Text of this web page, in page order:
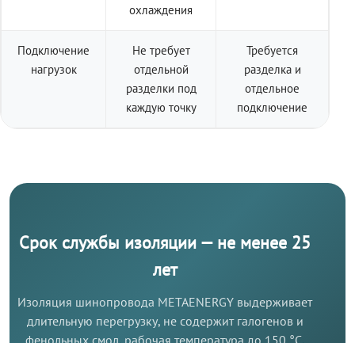
охлаждения
Подключение
нагрузок
Не требует
отдельной
разделки под
каждую точку
Требуется
разделка и
отдельное
подключение
Срок службы изоляции — не менее 25
лет
Изоляция шинопровода METAENERGY выдерживает
длительную перегрузку, не содержит галогенов и